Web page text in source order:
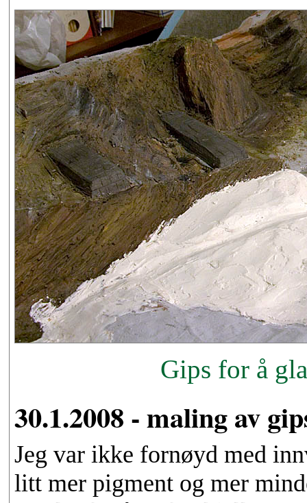
Gips for å
30.1.2008 - maling av
Jeg var ikke fornøyd med
litt mer pigment og mer